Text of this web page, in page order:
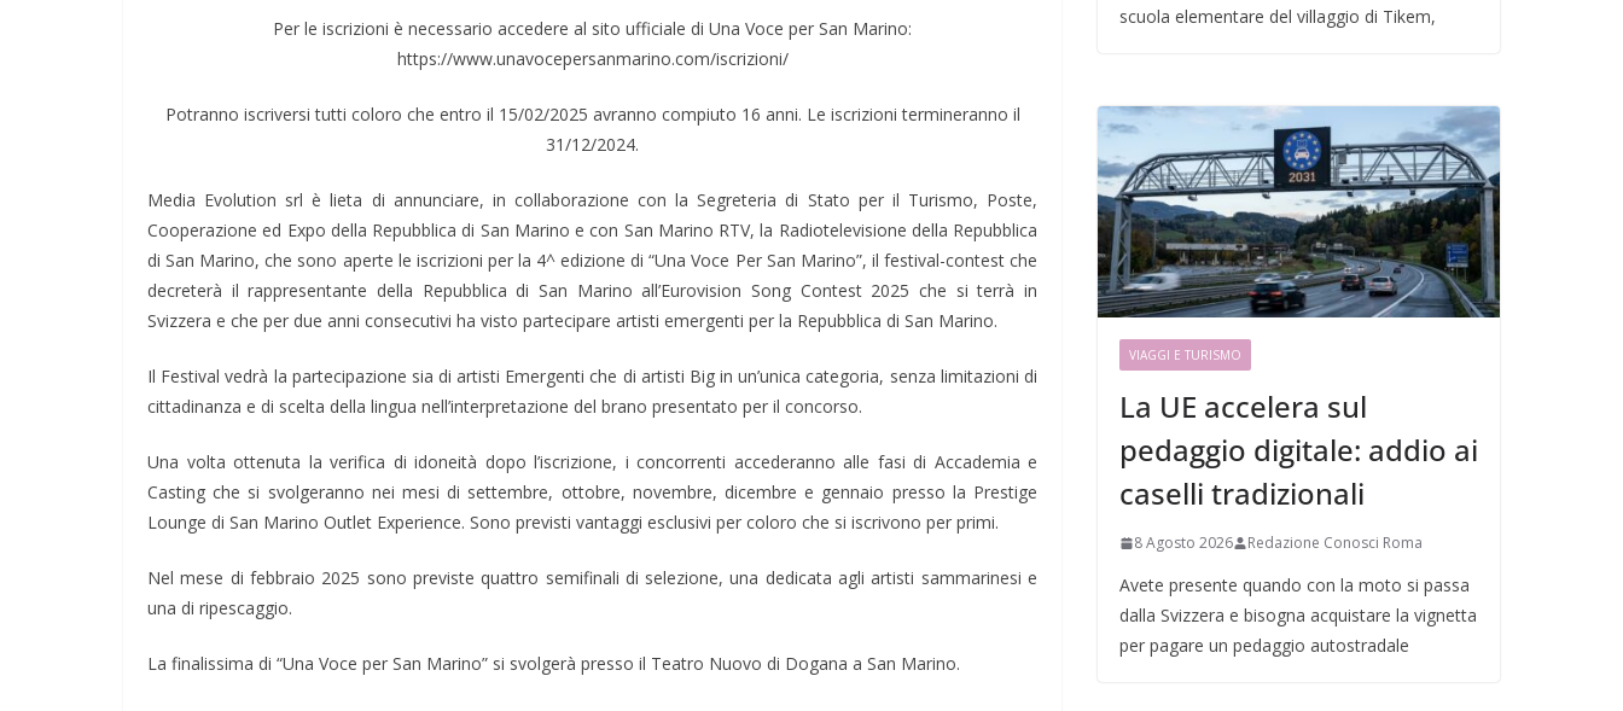
Per le iscrizioni è necessario accedere al sito ufficiale di Una Voce per San Marino:
https://www.unavocepersanmarino.com/iscrizioni/
Potranno iscriversi tutti coloro che entro il 15/02/2025 avranno compiuto 16 anni. Le iscrizioni termineranno il
31/12/2024.
Media Evolution srl è lieta di annunciare, in collaborazione con la Segreteria di Stato per il Turismo, Poste,
Cooperazione ed Expo della Repubblica di San Marino e con San Marino RTV, la Radiotelevisione della Repubblica
di San Marino, che sono aperte le iscrizioni per la 4^ edizione di “Una Voce Per San Marino”, il festival-contest che
decreterà il rappresentante della Repubblica di San Marino all’Eurovision Song Contest 2025 che si terrà in
Svizzera e che per due anni consecutivi ha visto partecipare artisti emergenti per la Repubblica di San Marino.
Il Festival vedrà la partecipazione sia di artisti Emergenti che di artisti Big in un’unica categoria, senza limitazioni di
cittadinanza e di scelta della lingua nell’interpretazione del brano presentato per il concorso.
Una volta ottenuta la verifica di idoneità dopo l’iscrizione, i concorrenti accederanno alle fasi di Accademia e
Casting che si svolgeranno nei mesi di settembre, ottobre, novembre, dicembre e gennaio presso la Prestige
Lounge di San Marino Outlet Experience. Sono previsti vantaggi esclusivi per coloro che si iscrivono per primi.
Nel mese di febbraio 2025 sono previste quattro semifinali di selezione, una dedicata agli artisti sammarinesi e
una di ripescaggio.
La finalissima di “Una Voce per San Marino” si svolgerà presso il Teatro Nuovo di Dogana a San Marino.
scuola elementare del villaggio di Tikem,
VIAGGI E TURISMO
La UE accelera sul
pedaggio digitale: addio ai
caselli tradizionali
8 Agosto 2026 Redazione Conosci Roma
Avete presente quando con la moto si passa
dalla Svizzera e bisogna acquistare la vignetta
per pagare un pedaggio autostradale